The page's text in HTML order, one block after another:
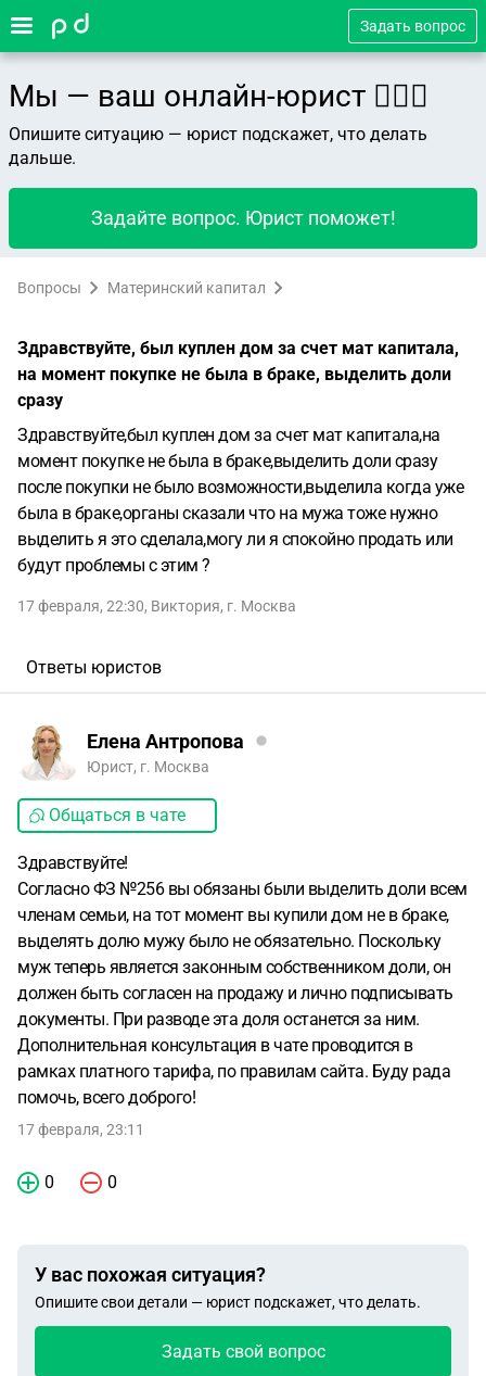
Задать вопрос
Мы — ваш онлайн-юрист 👨🏻‍⚖️
Опишите ситуацию — юрист подскажет, что делать
дальше.
Задайте вопрос. Юрист поможет!
Вопросы Материнский капитал
Здравствуйте, был куплен дом за счет мат капитала,
на момент покупке не была в браке, выделить доли
сразу
Здравствуйте,был куплен дом за счет мат капитала,на
момент покупке не была в браке,выделить доли сразу
после покупки не было возможности,выделила когда уже
была в браке,органы сказали что на мужа тоже нужно
выделить я это сделала,могу ли я спокойно продать или
будут проблемы с этим ?
17 февраля, 22:30, Виктория, г. Москва
Ответы юристов
Елена Антропова
Юрист, г. Москва
Общаться в чате
Здравствуйте!
Согласно ФЗ №256 вы обязаны были выделить доли всем
членам семьи, на тот момент вы купили дом не в браке,
выделять долю мужу было не обязательно. Поскольку
муж теперь является законным собственником доли, он
должен быть согласен на продажу и лично подписывать
документы. При разводе эта доля останется за ним.
Дополнительная консультация в чате проводится в
рамках платного тарифа, по правилам сайта. Буду рада
помочь, всего доброго!
17 февраля, 23:11
0 0
У вас похожая ситуация?
Опишите свои детали — юрист подскажет, что делать.
Задать свой вопрос